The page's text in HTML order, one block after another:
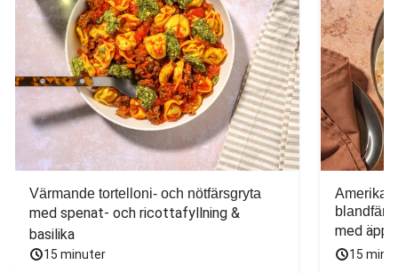
Värmande tortelloni- och nötfärsgryta
med spenat- och ricottafyllning &
basilika
15 minuter
blandfärs
med
15